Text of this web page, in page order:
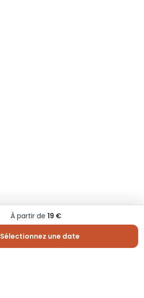
À partir de 19 €
Sélectionnez une date